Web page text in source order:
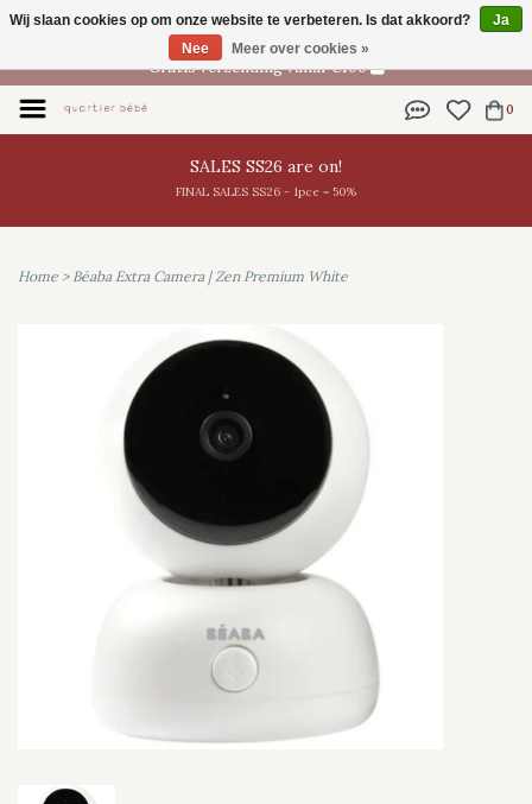
NL
Gratis verzending vanaf €100
0
SALES SS26 are on!
FINAL SALES SS26 - 1pce = 50%
Home > Béaba Extra Camera | Zen Premium White
Wij slaan cookies op om onze website te verbeteren. Is dat akkoord?
Ja
Nee
Meer over cookies »